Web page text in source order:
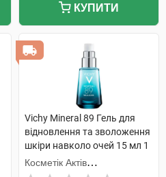
КУПИТИ
Vichy Mineral 89 Гель для
відновлення та зволоження
шкіри навколо очей 15 мл 1
флакон
Косметік Актів